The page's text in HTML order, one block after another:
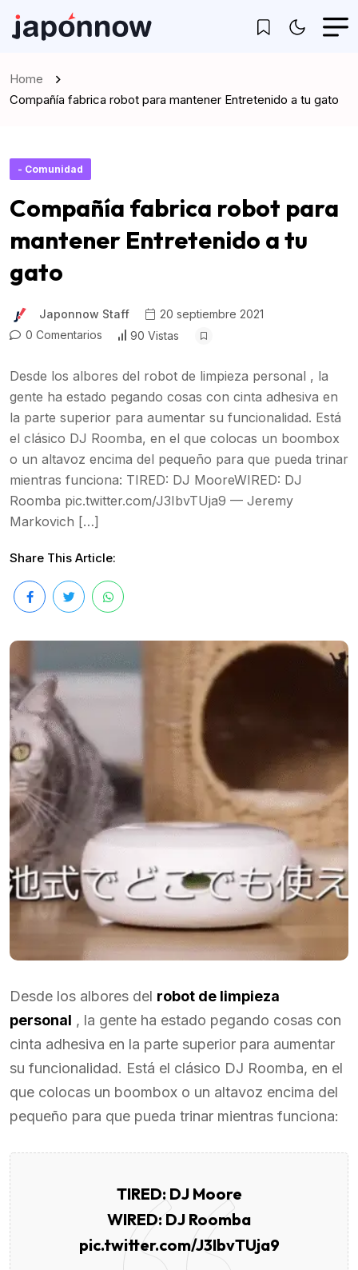
Home
Compañía fabrica robot para mantener Entretenido a tu gato
- Comunidad
Compañía fabrica robot para
mantener Entretenido a tu
gato
Japonnow Staff
20 septiembre 2021
0 Comentarios
90 Vistas
Desde los albores del robot de limpieza personal , la
gente ha estado pegando cosas con cinta adhesiva en
la parte superior para aumentar su funcionalidad. Está
el clásico DJ Roomba, en el que colocas un boombox
o un altavoz encima del pequeño para que pueda trinar
mientras funciona: TIRED: DJ MooreWIRED: DJ
Roomba pic.twitter.com/J3IbvTUja9 — Jeremy
Markovich […]
Share This Article:
Desde los albores del robot de limpieza
personal , la gente ha estado pegando cosas con
cinta adhesiva en la parte superior para aumentar
su funcionalidad. Está el clásico DJ Roomba, en el
que colocas un boombox o un altavoz encima del
pequeño para que pueda trinar mientras funciona:
TIRED: DJ Moore
WIRED: DJ Roomba
pic.twitter.com/J3IbvTUja9